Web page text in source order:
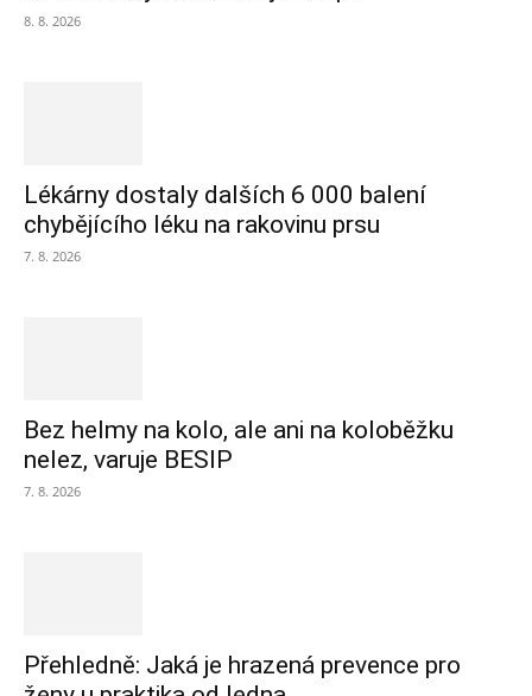
8. 8. 2026
Lékárny dostaly dalších 6 000 balení
chybějícího léku na rakovinu prsu
7. 8. 2026
Bez helmy na kolo, ale ani na koloběžku
nelez, varuje BESIP
7. 8. 2026
Přehledně: Jaká je hrazená prevence pro